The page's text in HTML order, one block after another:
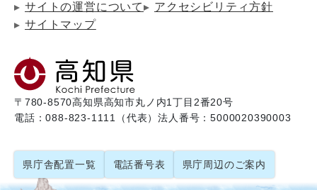
サイトの運営について
アクセシビリティ方針
サイトマップ
〒780-8570高知県高知市丸ノ内1丁目2番20号
電話：088-823-1111（代表）法人番号：5000020390003
県庁舎配置一覧 電話番号表 県庁周辺のご案内